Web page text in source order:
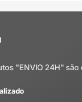
"ENVIO 24H"